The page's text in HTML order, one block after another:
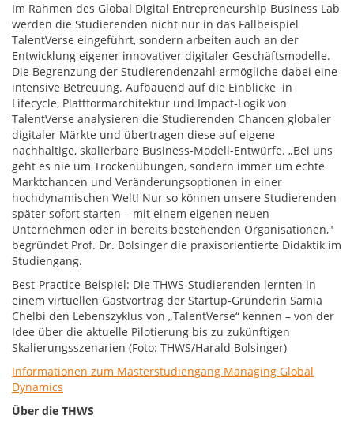
Im Rahmen des Global Digital Entrepreneurship Business Lab
werden die Studierenden nicht nur in das Fallbeispiel
TalentVerse eingeführt, sondern arbeiten auch an der
Entwicklung eigener innovativer digitaler Geschäftsmodelle.
Die Begrenzung der Studierendenzahl ermögliche dabei eine
intensive Betreuung. Aufbauend auf die Einblicke in
Lifecycle, Plattformarchitektur und Impact-Logik von
TalentVerse analysieren die Studierenden Chancen globaler
digitaler Märkte und übertragen diese auf eigene
nachhaltige, skalierbare Business-Modell-Entwürfe. „Bei uns
geht es nie um Trockenübungen, sondern immer um echte
Marktchancen und Veränderungsoptionen in einer
hochdynamischen Welt! Nur so können unsere Studierenden
später sofort starten – mit einem eigenen neuen
Unternehmen oder in bereits bestehenden Organisationen,"
begründet Prof. Dr. Bolsinger die praxisorientierte Didaktik im
Studiengang.
Best-Practice-Beispiel: Die THWS-Studierenden lernten in
einem virtuellen Gastvortrag der Startup-Gründerin Samia
Chelbi den Lebenszyklus von „TalentVerse“ kennen – von der
Idee über die aktuelle Pilotierung bis zu zukünftigen
Skalierungsszenarien (Foto: THWS/Harald Bolsinger)
Informationen zum Masterstudiengang Managing Global
Dynamics
Über die THWS